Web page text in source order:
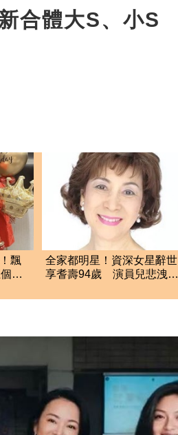
合體大S、小
飄
月
全家都明星！資深女星辭世
享耆壽94歲 演員兒悲洩臨